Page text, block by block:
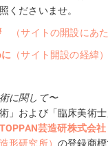
くださいませ。
（サイトの開設にあた
（サイト開設の経緯）
に関して〜
術」および「臨床美術
TOPPAN芸造研株式会社
形研究所） の登録商標